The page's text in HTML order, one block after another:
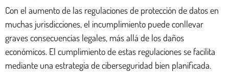
Con el aumento de las regulaciones de protección de datos en
muchas jurisdicciones, el incumplimiento puede conllevar
graves consecuencias legales, más allá de los daños
económicos. El cumplimiento de estas regulaciones se facilita
mediante una estrategia de ciberseguridad bien planificada.